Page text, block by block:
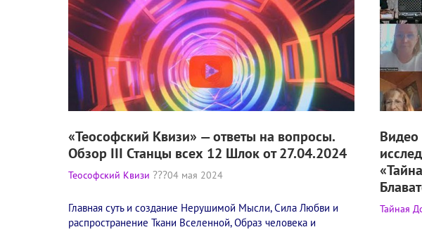
«Теософский Квизи» — ответы на вопросы.
Обзор III Станцы всех 12 Шлок от 27.04.2024
Теософский Квизи 04 мая 2024
Главная суть и создание Нерушимой Мысли, Сила Любви и
распространение Ткани Вселенной, Образ человека и
Тайная